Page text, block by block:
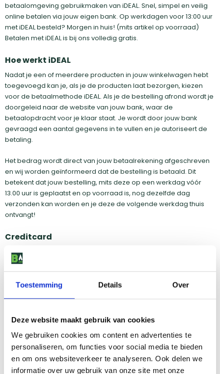
Toestemming Details Over
Deze website maakt gebruik van cookies
We gebruiken cookies om content en advertenties te
personaliseren, om functies voor social media te bieden
en om ons websiteverkeer te analyseren. Ook delen we
informatie over uw gebruik van onze site met onze
betaalomgeving gebruikmaken van iDEAL. Snel, simpel en veilig
online betalen via jouw eigen bank. Op werkdagen voor 13:00 uur
met iDEAL besteld? Morgen in huis! (mits artikel op voorraad)
Betalen met iDEAL is bij ons volledig gratis.
Hoe werkt iDEAL
Nadat je een of meerdere producten in jouw winkelwagen hebt
toegevoegd kan je, als je de producten laat bezorgen, kiezen
voor de betaalmethode iDEAL. Als je de bestelling afrond wordt je
doorgeleid naar de website van jouw bank, waar de
betaalopdracht voor je klaar staat. Je wordt door jouw bank
gevraagd een aantal gegevens in te vullen en je autoriseert de
betaling.
Het bedrag wordt direct van jouw betaalrekening afgeschreven
en wij worden geïnformeerd dat de bestelling is betaald. Dit
betekent dat jouw bestelling, mits deze op een werkdag vóór
13.00 uur is geplaatst en op voorraad is, nog dezelfde dag
verzonden kan worden en je deze de volgende werkdag thuis
ontvangt!
Creditcard
Bij Barbecueshop is betalen via creditcards van Mastercard of
Visa mogelijk bij een aantal geselecteerde modellen, via een
SSL-beveiligde server. Zodra we jouw creditcardgegevens
gecontroleerd hebben, versturen we jouw bestelling naar je
bankrekening afgeschreven.
Vooruitbetalen
Indien jij je order wenst te betalen door middel van een
overboeking dan kan je dit doen door het totaalbedrag over te